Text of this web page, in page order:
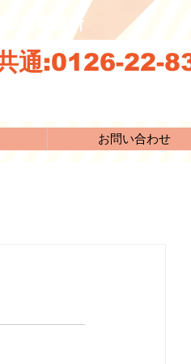
B型事業所
通:0126-22-
お問い合わせ